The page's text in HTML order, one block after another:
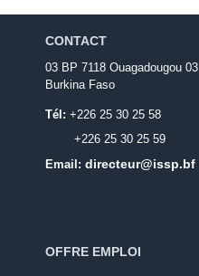
CONTACT
03 BP 7118 Ouagadougou 03
Burkina Faso
Tél:+226 25 30 25 58
+226 25 30 25 59
Email:directeur@issp.bf
OFFRE EMPLOI